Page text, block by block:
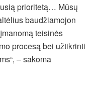
prioritetą… Mūsų
baudžiamojon
teisinės
procesą bei užtikrinti
– sakoma